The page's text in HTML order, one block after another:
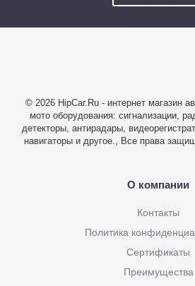
© 2026 HipCar.Ru - интернет магазин
мото оборудования: сигнализации,
детекторы, антирадары,
навигаторы и другое., Все права
О компании
Контакты
Политика
Сертификаты
Преимущества